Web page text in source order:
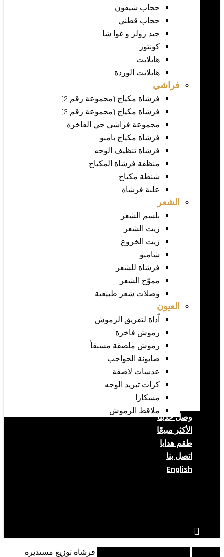
حجاب شيفون
حجاب قطني
جيد رولر و غوا شا
كونتور
هايلايت
هايلايت الوردة
فراشي
فرشاة مكياج (مجموعة رقم 2)
فرشاة مكياج (مجموعة رقم 3)
مجموعة فراشي جي الفاخرة
فرشاة مكياج بامبو
فرشاة تنظيف الوجه
منظفة فرشاة المكياج
شنطة مكياج
علبة فرشاة
الشعر
بلسم الشعر
زيت الشعر
زيت الخروع
شامبو
فرشاة للشعر
مموّج الشعر
وصلات شعر طبيعية
العيون
اّداة لتفريق الرموش
رموش فاخرة
رموش ملصقة مسبقاً
صابونة الحواجب
عدسات لاصقة
كرات تبريد الوجه
مسكارا
ملاقط الرموش
وصل حديثا
الأكثر مبيعًا
طقم هدايا
اتصل بنا
English
فرشاة توزيع مستديرة